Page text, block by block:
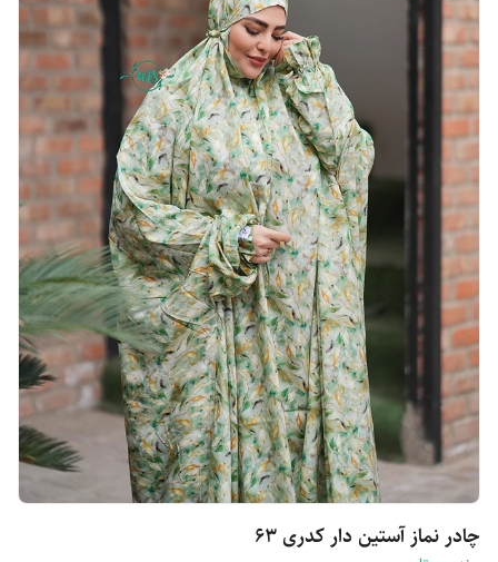
چادر نماز آستین دار کدری 63